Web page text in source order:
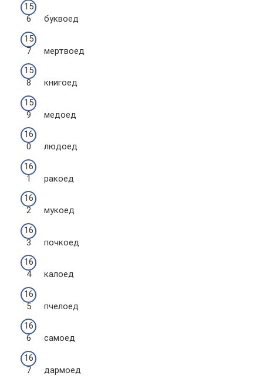
буквоед
мертвоед
книгоед
медоед
людоед
ракоед
мукоед
почкоед
калоед
пчелоед
самоед
дармоед